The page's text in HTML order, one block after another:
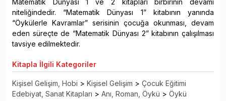
Matematik Dünyası 1 ve 2 kitapları birbirinin devamı
niteliğindedir. “Matematik Dünyası 1” kitabının yanında
“Öykülerle Kavramlar” serisinin çocuğa okunması, devam
eden süreçte de “Matematik Dünyası 2” kitabının çalışılması
tavsiye edilmektedir.
Kitapla İlgili Kategoriler
Kişisel Gelişim, Hobi > Kişisel Gelişim > Çocuk Eğitimi
Edebiyat, Sanat Kitapları > Anı, Roman, Öykü > Öykü